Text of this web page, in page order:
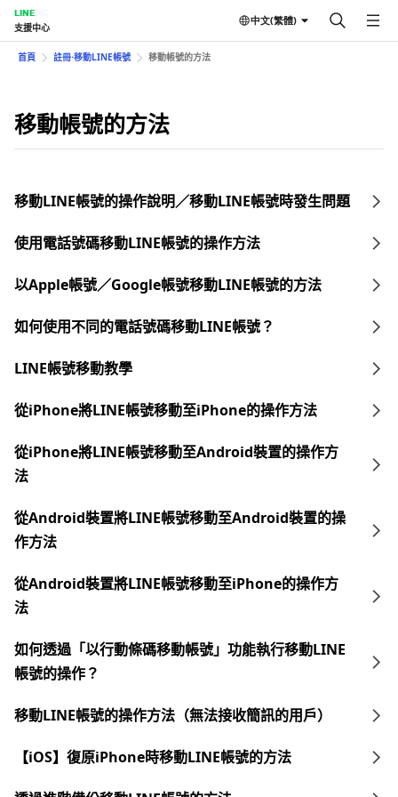
LINE
支援中心
中文(繁體)
首頁 註冊⋅移動LINE帳號 移動帳號的方法
移動帳號的方法
移動LINE帳號的操作說明／移動LINE帳號時發生問題
使用電話號碼移動LINE帳號的操作方法
以Apple帳號／Google帳號移動LINE帳號的方法
如何使用不同的電話號碼移動LINE帳號？
LINE帳號移動教學
從iPhone將LINE帳號移動至iPhone的操作方法
從iPhone將LINE帳號移動至Android裝置的操作方
法
從Android裝置將LINE帳號移動至Android裝置的操
作方法
從Android裝置將LINE帳號移動至iPhone的操作方
法
如何透過「以行動條碼移動帳號」功能執行移動LINE
帳號的操作？
移動LINE帳號的操作方法（無法接收簡訊的用戶）
【iOS】復原iPhone時移動LINE帳號的方法